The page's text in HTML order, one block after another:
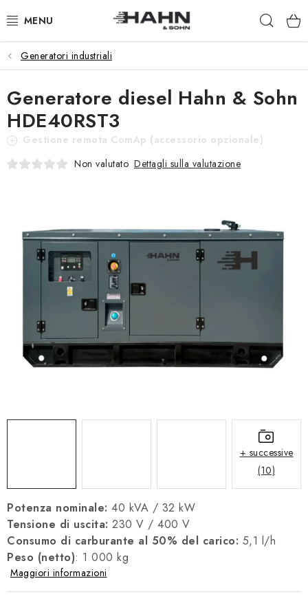
PRODOTTI
CHI SIAMO
PERCHÉ HAHN & SOHN
PER I COMMERCIANTI
APPLICAZIONE
CATALOGO
BLOG
Generatori industriali
Potenza nominale: 40 kVA / 32 kW
Tensione di uscita: 230 V / 400 V
Consumo di carburante al 50% del carico: 5,1 l/h
Peso (netto): 1 000 kg
Maggiori informazioni
Generatore diesel Hahn & Sohn
HDE40RST3
Gestione remota ComAp (accessorio opzionale)
Non valutato Dettagli sulla valutazione
+ successive
(10)